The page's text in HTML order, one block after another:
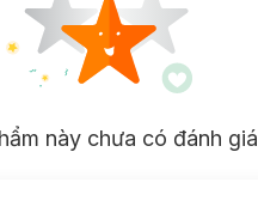
này chưa có đánh giá